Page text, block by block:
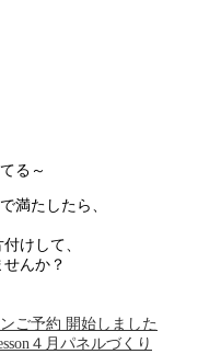
る～
満たしたら、
けして、
んか？
ご予約 開始しました
４月パネルづくり